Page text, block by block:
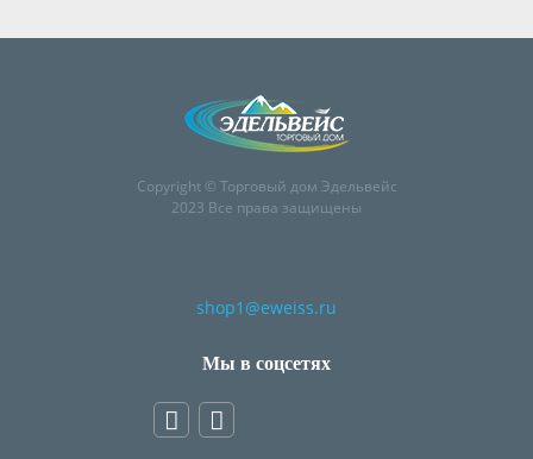
Copyright © Торговый дом Эдельвейс
2023 Все права защищены
shop1@eweiss.ru
Мы в соцсетях